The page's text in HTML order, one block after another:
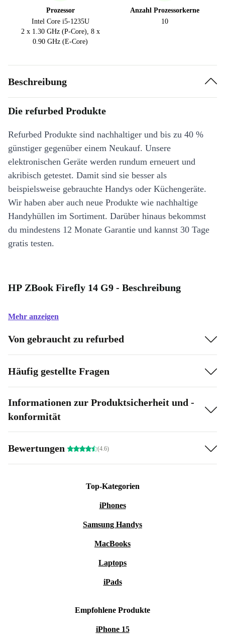
Prozessor
Intel Core i5-1235U
2 x 1.30 GHz (P-Core), 8 x
0.90 GHz (E-Core)
Anzahl Prozessorkerne
10
Beschreibung
Die refurbed Produkte
Refurbed Produkte sind nachhaltiger und bis zu 40 %
günstiger gegenüber einem Neukauf. Unsere
elektronischen Geräte werden rundum erneuert und
akribisch getestet. Damit sind sie besser als
beispielsweise gebrauchte Handys oder Küchengeräte.
Wir haben aber auch neue Produkte wie nachhaltige
Handyhüllen im Sortiment. Darüber hinaus bekommst
du mindestens 12 Monate Garantie und kannst 30 Tage
gratis testen.
HP ZBook Firefly 14 G9 - Beschreibung
Mehr anzeigen
Von gebraucht zu refurbed
Häufig gestellte Fragen
Informationen zur Produktsicherheit und -
konformität
Bewertungen (4.6)
Top-Kategorien
iPhones
Samsung Handys
MacBooks
Laptops
iPads
Empfohlene Produkte
iPhone 15